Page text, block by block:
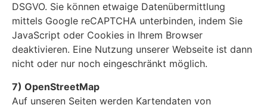
DSGVO. Sie können etwaige Datenübermittlung
mittels Google reCAPTCHA unterbinden, indem Sie
JavaScript oder Cookies in Ihrem Browser
deaktivieren. Eine Nutzung unserer Webseite ist dann
nicht oder nur noch eingeschränkt möglich.
7) OpenStreetMap
Auf unseren Seiten werden Kartendaten von